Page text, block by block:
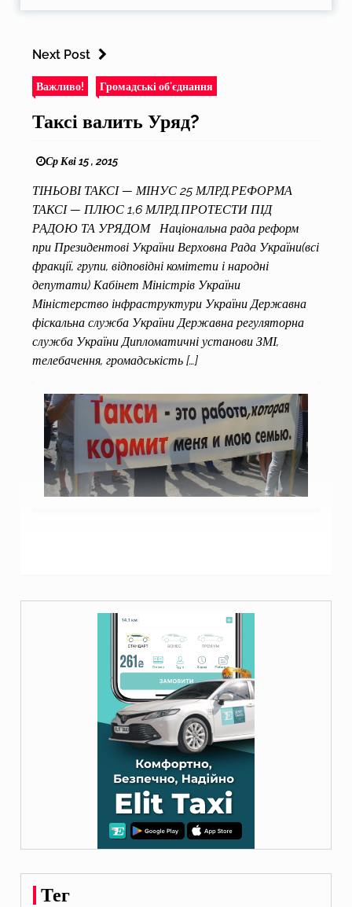
Next Post
Важливо! Громадські об'єднання
Таксі валить Уряд?
Ср Кві 15 , 2015
ТІНЬОВІ ТАКСІ — МІНУС 25 МЛРД.РЕФОРМА
ТАКСІ — ПЛЮС 1,6 МЛРД.ПРОТЕСТИ ПІД
РАДОЮ ТА УРЯДОМ Національна рада реформ
при Президентові України Верховна Рада України(всі
фракції, групи, відповідні комітети і народні
депутати) Кабінет Міністрів України
Міністерство інфраструктури України Державна
фіскальна служба України Державна регуляторна
служба України Дипломатичні установи ЗМІ,
телебачення, громадськість […]
Тег